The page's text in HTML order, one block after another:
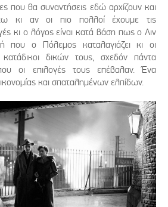
που θα συναντήσεις εδώ αρχίζουν και
κι αν οι πιο πολλοί έχουμε τις
κι ο λόγος είναι κατά βάση πως ο Λιν
που ο Πόλεμος καταλαγιάζει κι οι
δικών τους, σχεδόν πάντα
οι επιλογές τους επέβαλαν. Ένα
και σπαταλημένων ελπίδων.